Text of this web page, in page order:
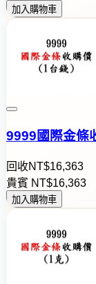
加入購物車
9999國際金條
回收NT$16,363
貴賓 NT$16,363
加入購物車